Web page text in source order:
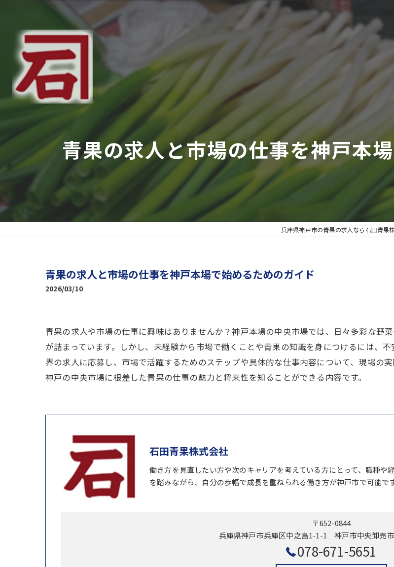
青果の求人と市場の仕事を神戸本
兵庫県神戸市の青果の求人なら石田青果
青果の求人と市場の仕事を神戸本場で始めるためのガイド
2026/03/10
青果の求人や市場の仕事に興味はありませんか？神戸本場の中央市場では、日々多彩な野
が詰まっています。しかし、未経験から市場で働くことや青果の知識を身につけるには、
界の求人に応募し、市場で活躍するためのステップや具体的な仕事内容について、現場の
神戸の中央市場に根差した青果の仕事の魅力と将来性を知ることができる内容です。
石田青果株式会社
働き方を見直したい方や次のキャリアを考えている方にとって、職種
を踏みながら、自分の歩幅で成長を重ねられる働き方が神戸市で可能です
〒652-0844
兵庫県神戸市兵庫区中之島1-1-1 神戸市中央卸売
078-671-5651